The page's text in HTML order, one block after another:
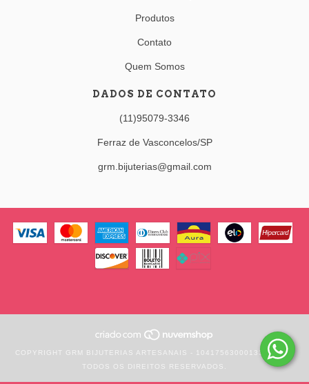
Produtos
Contato
Quem Somos
DADOS DE CONTATO
(11)95079-3346
Ferraz de Vasconcelos/SP
grm.bijuterias@gmail.com
COPYRIGHT GRM BIJUTERIAS ARTESANAIS - 10417563000133 - 2026.
TODOS OS DIREITOS RESERVADOS.